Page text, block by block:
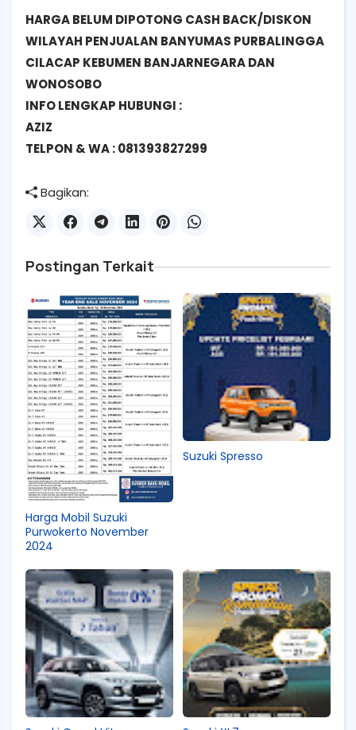
HARGA BELUM DIPOTONG CASH BACK/DISKON
WILAYAH PENJUALAN BANYUMAS PURBALINGGA
CILACAP KEBUMEN BANJARNEGARA DAN
WONOSOBO
INFO LENGKAP HUBUNGI :
AZIZ
TELPON & WA : 081393827299
Bagikan:
Postingan Terkait
Harga Mobil Suzuki
Purwokerto November
2024
Suzuki Spresso